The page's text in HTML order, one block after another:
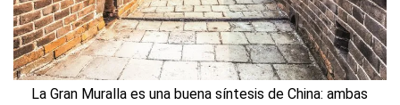
La Gran Muralla es una buena síntesis de China: ambas